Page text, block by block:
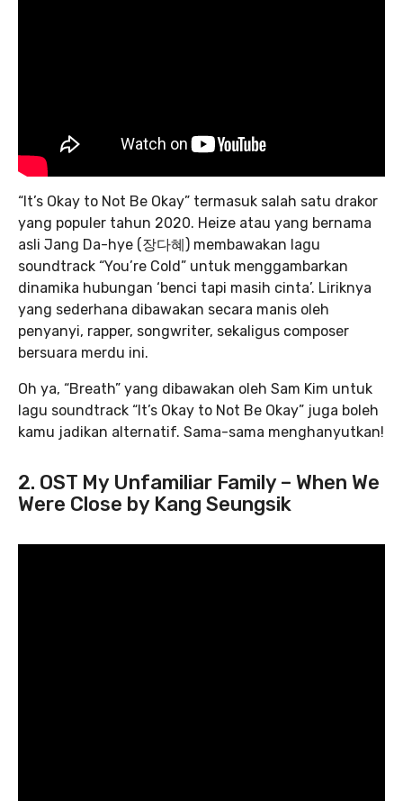
“It’s Okay to Not Be Okay” termasuk salah satu drakor
yang populer tahun 2020. Heize atau yang bernama
asli Jang Da-hye (장다혜) membawakan lagu
soundtrack “You’re Cold” untuk menggambarkan
dinamika hubungan ‘benci tapi masih cinta’. Liriknya
yang sederhana dibawakan secara manis oleh
penyanyi, rapper, songwriter, sekaligus composer
bersuara merdu ini.
Oh ya, “Breath” yang dibawakan oleh Sam Kim untuk
lagu soundtrack “It’s Okay to Not Be Okay” juga boleh
kamu jadikan alternatif. Sama-sama menghanyutkan!
2. OST My Unfamiliar Family – When We
Were Close by Kang Seungsik